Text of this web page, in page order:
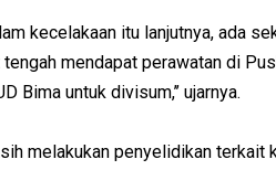
kecelakaan itu lanjutnya, ada
mendapat perawatan di
Bima untuk divisum,’’ ujarnya.
melakukan penyelidikan terkait